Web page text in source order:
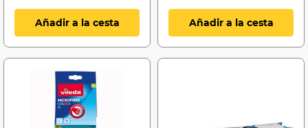
Añadir a la cesta Añadir a la cesta